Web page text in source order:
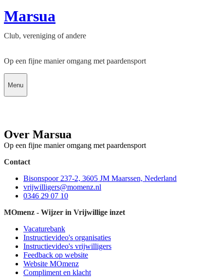
Marsua
Club, vereniging of andere
Op een fijne manier omgang met paardensport
Menu
Over Marsua
Op een fijne manier omgang met paardensport
Contact
Bisonspoor 237-2, 3605 JM Maarssen, Nederland
vrijwilligers@momenz.nl
0346 29 07 10
MOmenz - Wijzer in Vrijwillige inzet
Vacaturebank
Instructievideo's organisaties
Instructievideo's vrijwilligers
Feedback op website
Website MOmenz
Compliment en klacht